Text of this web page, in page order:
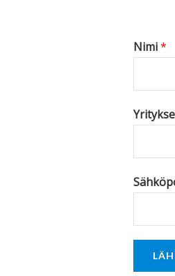
Nimi*